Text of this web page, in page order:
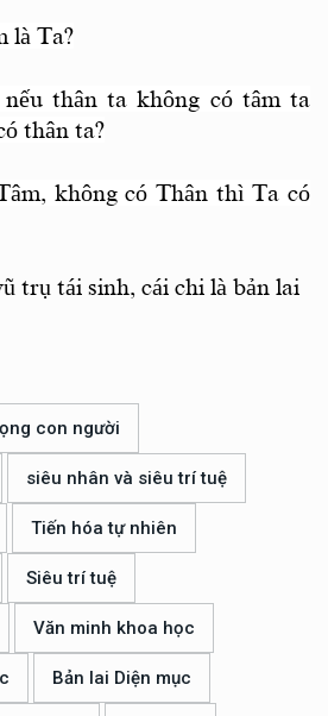
là Ta?
thân ta không có tâm ta
thân ta?
không có Thân thì Ta có
trụ tái sinh, cái chi là bản lai
con người
siêu nhân và siêu trí tuệ
Tiến hóa tự nhiên
Siêu trí tuệ
Văn minh khoa học
Bản lai Diện mục